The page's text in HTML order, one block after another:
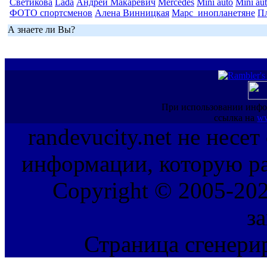
ФОТО спортсменов Алена Винницкая Марс_инопланетяне
А знаете ли Вы?
При использовании
ссылка на
randevucity.net не несет
информации, которую
Copyright © 2005-
Страница